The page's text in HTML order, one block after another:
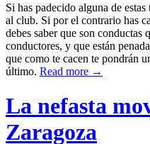
Si has padecido alguna de
al club. Si por el contrario has
debes saber que son conductas
conductores, y que están
que como te cacen te pondrán
último. Read more →
La nefasta
Zaragoza